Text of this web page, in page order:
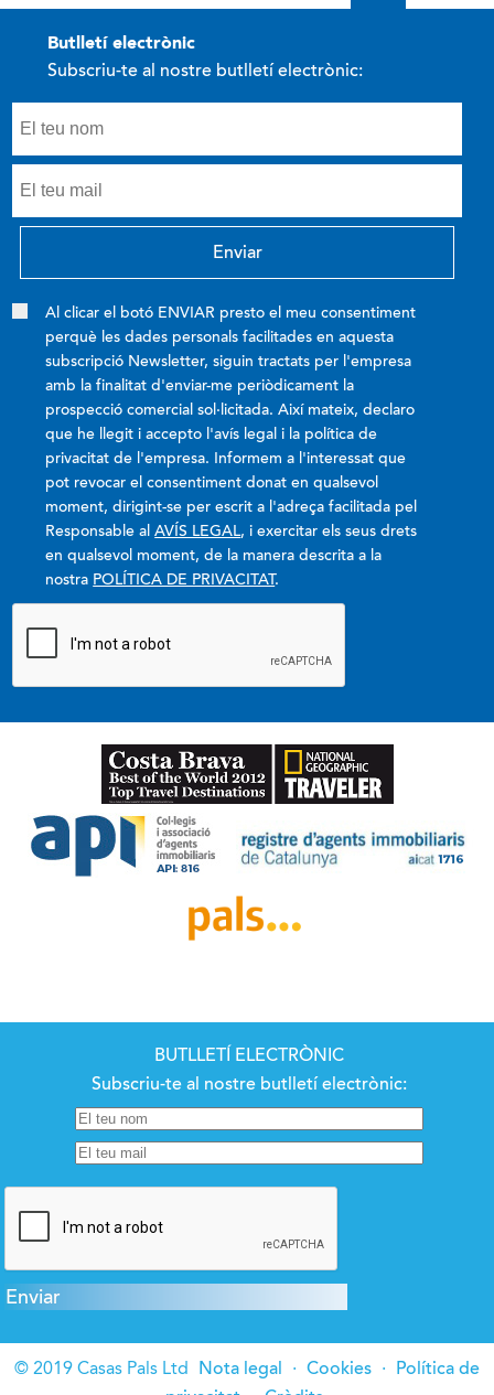
butlletí electrònic
Subscriu-te al nostre butlletí electrònic:
Al clicar el botó ENVIAR presto el meu consentiment
perquè les dades personals facilitades en aquesta
subscripció Newsletter, siguin tractats per l'empresa
amb la finalitat d'enviar-me periòdicament la
prospecció comercial sol·licitada. Així mateix, declaro
que he llegit i accepto l'avís legal i la política de
privacitat de l'empresa. Informem a l'interessat que
pot revocar el consentiment donat en qualsevol
moment, dirigint-se per escrit a l'adreça facilitada pel
Responsable alAVÍS LEGAL, i exercitar els seus drets
en qualsevol moment, de la manera descrita a la
nostra POLÍTICA DE PRIVACITAT.
BUTLLETÍ ELECTRÒNIC
Subscriu-te al nostre butlletí electrònic:
© 2019 Casas Pals Ltd Nota legal · Cookies · Política de